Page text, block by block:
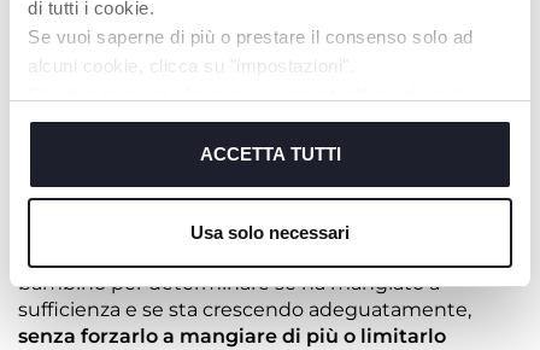
di tutti i cookie.
Se vuoi saperne di più o prestare il consenso solo ad
alcuni cookie, clicca su "impostazioni".
cookie tecnici, indispensabili per fruire del servizio
ACCETTA TUTTI
Usa solo necessari
Oppure, si può utilizzare una
per calcolare quanto latte può prendere il neonato
in un giorno: peso del bambino/10 + 250
Queste cifre sono indicative e il numero di
poppate nell’arco della giornata può differire da
bambino per determinare se ha mangiato a
sufficienza e se sta crescendo adeguatamente,
senza forzarlo a mangiare di più o limitarlo